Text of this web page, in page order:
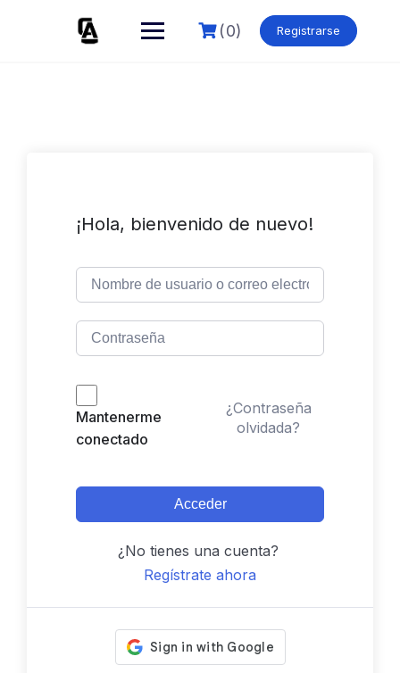
(0) Registrarse
¡Hola, bienvenido de nuevo!
Mantenerme
conectado
¿Contraseña
olvidada?
Acceder
¿No tienes una cuenta?
Regístrate ahora